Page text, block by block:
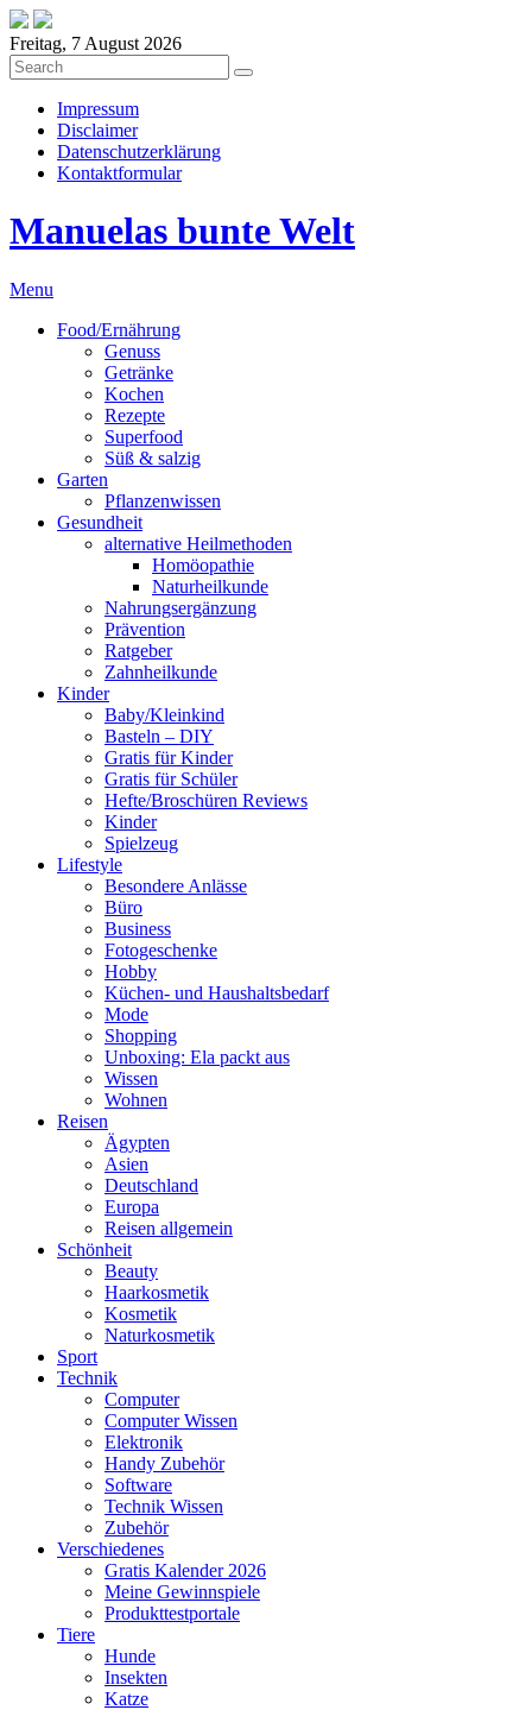
Freitag, 7 August 2026
Impressum
Disclaimer
Datenschutzerklärung
Kontaktformular
Manuelas bunte Welt
Menu
Food/Ernährung
Genuss
Getränke
Kochen
Rezepte
Superfood
Süß & salzig
Garten
Pflanzenwissen
Gesundheit
alternative Heilmethoden
Homöopathie
Naturheilkunde
Nahrungsergänzung
Prävention
Ratgeber
Zahnheilkunde
Kinder
Baby/Kleinkind
Basteln – DIY
Gratis für Kinder
Gratis für Schüler
Hefte/Broschüren Reviews
Kinder
Spielzeug
Lifestyle
Besondere Anlässe
Büro
Business
Fotogeschenke
Hobby
Küchen- und Haushaltsbedarf
Mode
Shopping
Unboxing: Ela packt aus
Wissen
Wohnen
Reisen
Ägypten
Asien
Deutschland
Europa
Reisen allgemein
Schönheit
Beauty
Haarkosmetik
Kosmetik
Naturkosmetik
Sport
Technik
Computer
Computer Wissen
Elektronik
Handy Zubehör
Software
Technik Wissen
Zubehör
Verschiedenes
Gratis Kalender 2026
Meine Gewinnspiele
Produkttestportale
Tiere
Hunde
Insekten
Katze